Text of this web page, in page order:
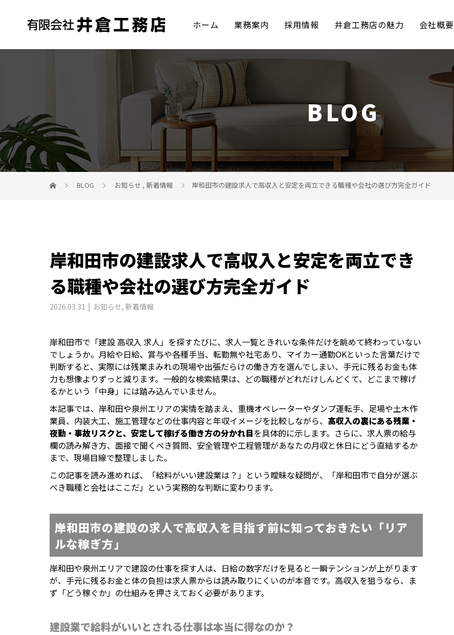
ホーム 業務案内 採用情報 井倉工務店の魅力 会社概要
BLOG
BLOG お知らせ , 新着情報 岸和田市の建設求人で高収入と安定を両立できる職種や会社の選び方完全ガイド
岸和田市の建設求人で高収入と安定を両立でき
る職種や会社の選び方完全ガイド
2026.03.31 お知らせ, 新着情報
岸和田市で「建設 高収入 求人」を探すたびに、求人一覧ときれいな条件だけを眺めて終わっていない
でしょうか。月給や日給、賞与や各種手当、転勤無や社宅あり、マイカー通勤OKといった言葉だけで
判断すると、実際には残業まみれの現場や出張だらけの働き方を選んでしまい、手元に残るお金も体
力も想像よりずっと減ります。一般的な検索結果は、どの職種がどれだけしんどくて、どこまで稼げ
るかという「中身」には踏み込んでいません。
本記事では、岸和田や泉州エリアの実情を踏まえ、重機オペレーターやダンプ運転手、足場や土木作
業員、内装大工、施工管理などの仕事内容と年収イメージを比較しながら、 高収入の裏にある残業・
夜勤・事故リスクと、安定して稼げる働き方の分かれ目を具体的に示します。さらに、求人票の給与
欄の読み解き方、面接で聞くべき質問、安全管理や工程管理があなたの月収と休日にどう直結するか
まで、現場目線で整理しました。
この記事を読み進めれば、「給料がいい建設業は？」という曖昧な疑問が、「岸和田市で自分が選ぶ
べき職種と会社はここだ」という実務的な判断に変わります。
岸和田市の建設の求人で高収入を目指す前に知っておきたい「リア
ルな稼ぎ方」
岸和田や泉州エリアで建設の仕事を探す人は、日給の数字だけを見ると一瞬テンションが上がります
が、手元に残るお金と体の負担は求人票からは読み取りにくいのが本音です。高収入を狙うなら、ま
ず「どう稼ぐか」の仕組みを押さえておく必要があります。
建設業で給料がいいとされる仕事は本当に得なのか？